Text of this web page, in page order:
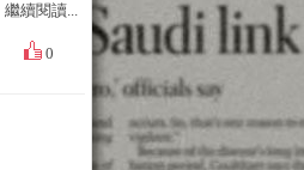
繼續閱讀...
0